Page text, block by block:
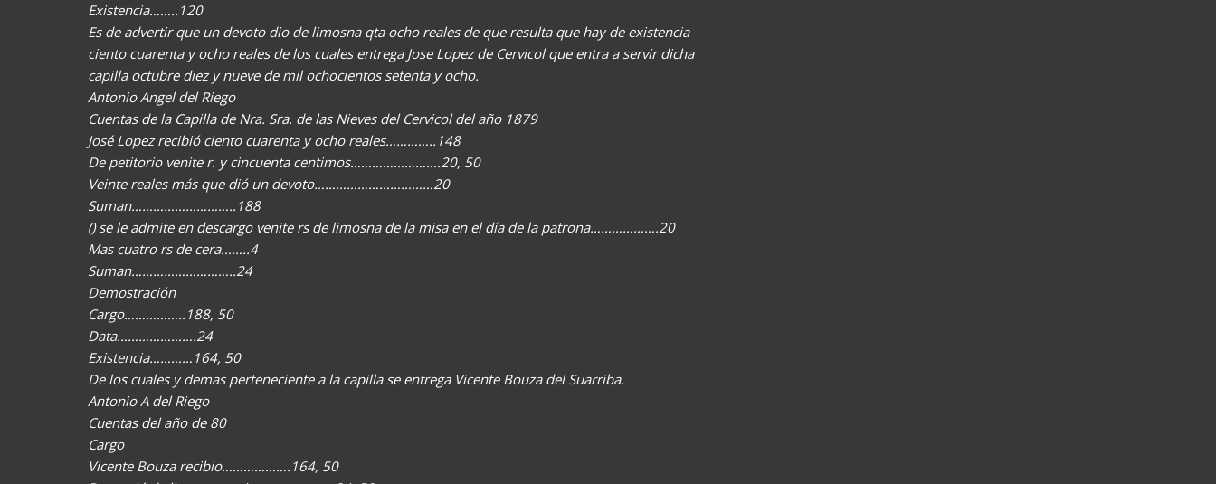
Existencia……..120
Es de advertir que un devoto dio de limosna qta ocho reales de que resulta que hay de existencia
ciento cuarenta y ocho reales de los cuales entrega Jose Lopez de Cervicol que entra a servir dicha
capilla octubre diez y nueve de mil ochocientos setenta y ocho.
Antonio Angel del Riego
Cuentas de la Capilla de Nra. Sra. de las Nieves del Cervicol del año 1879
José Lopez recibió ciento cuarenta y ocho reales…………..148
De petitorio venite r. y cincuenta centimos…………………….20, 50
Veinte reales más que dió un devoto……………………………20
Suman………………………..188
() se le admite en descargo venite rs de limosna de la misa en el día de la patrona……………….20
Mas cuatro rs de cera……..4
Suman………………………..24
Demostración
Cargo……………..188, 50
Data………………….24
Existencia…………164, 50
De los cuales y demas perteneciente a la capilla se entrega Vicente Bouza del Suarriba.
Antonio A del Riego
Cuentas del año de 80
Cargo
Vicente Bouza recibio……………….164, 50